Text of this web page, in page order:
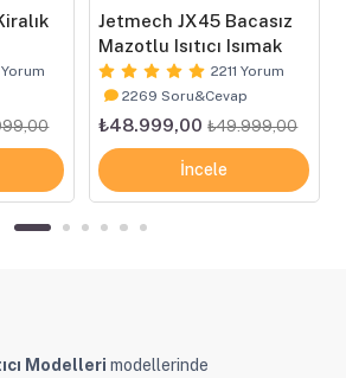
Jetmech JX45 Bacasız
Mazotlu Isıtıcı Isımak
2211 Yorum
2269 Soru&Cevap
₺48.999,00 ₺49.999,00
İncele
Modelleri modellerinde